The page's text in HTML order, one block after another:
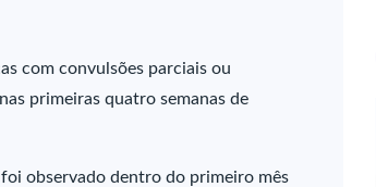
com convulsões parciais ou
primeiras quatro semanas de
observado dentro do primeiro mês